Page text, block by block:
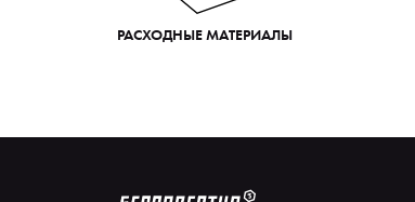
РАСХОДНЫЕ МАТЕРИАЛЫ